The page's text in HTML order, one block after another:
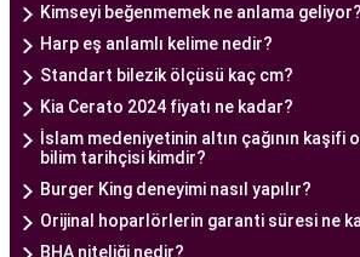
sağlıklı bir gebelik yaşama şansı
bir tüp bebek hizmeti sunar.
Ankara Tüp Bebek Doktoru
Tüp bebek tedavisi, uzman bir
ve deneyimli bir doktorun
yürütülmesi gereken bir süreçtir.
Bebek Merkezi'nde görev alan
Kimseyi beğenmemek ne anlama geliyor?
Harp eş anlamlı kelime nedir?
Standart bilezik ölçüsü kaç cm?
Kia Cerato 2024 fiyatı ne kadar?
İslam medeniyetinin altın çağının kaşifi
bilim tarihçisi kimdir?
Burger King deneyimi nasıl yapılır?
Orijinal hoparlörlerin garanti süresi ne
BHA niteliği nedir?